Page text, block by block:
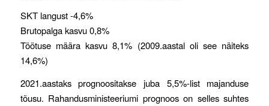
SKT langust -4,6%
Brutopalga kasvu 0,8%
Töötuse määra kasvu 8,1% (2009.aastal oli see näiteks
14,6%)
2021.aastaks prognoositakse juba 5,5%-list majanduse
tõusu. Rahandusministeeriumi prognoos on selles suhtes